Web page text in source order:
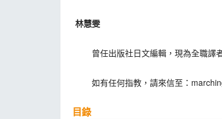
林慧雯
曾任出版社日文編輯，現為全職譯者
如有任何指教，請來信至：
目錄